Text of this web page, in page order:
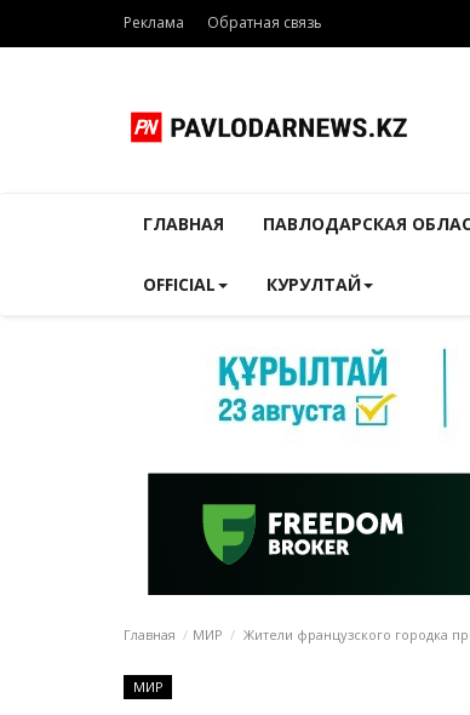
Реклама Обратная связь
ГЛАВНАЯ ПАВЛОДАРСКАЯ
OFFICIAL КУРУЛТАЙ
Главная МИР Жители французского городка
МИР